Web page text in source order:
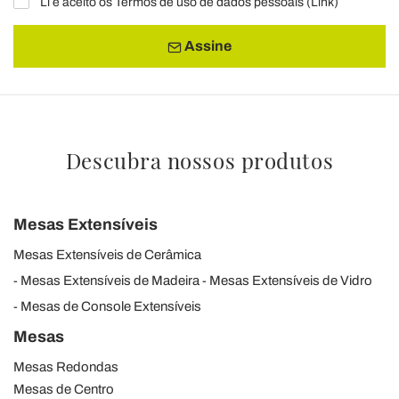
Assine
Descubra nossos produtos
Mesas Extensíveis
Mesas Extensíveis de Cerâmica
Mesas Extensíveis de Madeira
Mesas Extensíveis de Vidro
Mesas de Console Extensíveis
Mesas
Mesas Redondas
Mesas de Centro